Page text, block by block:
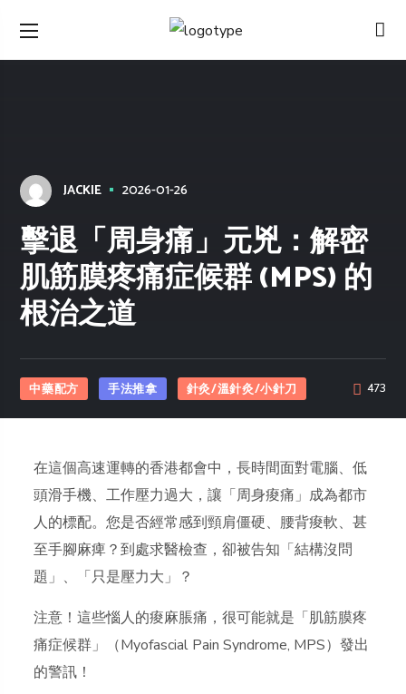
JACKIE 2026-01-26
擊退「周身痛」元兇：解密
肌筋膜疼痛症候群 (MPS) 的
根治之道
中藥配方 手法推拿 針灸/溫針灸/小針刀 473
在這個高速運轉的香港都會中，長時間面對電腦、低
頭滑手機、工作壓力過大，讓「周身痠痛」成為都市
人的標配。您是否經常感到頸肩僵硬、腰背痠軟、甚
至手腳麻痺？到處求醫檢查，卻被告知「結構沒問
題」、「只是壓力大」？
注意！這些惱人的痠麻脹痛，很可能就是「肌筋膜疼
痛症候群」（Myofascial Pain Syndrome, MPS）發出
的警訊！